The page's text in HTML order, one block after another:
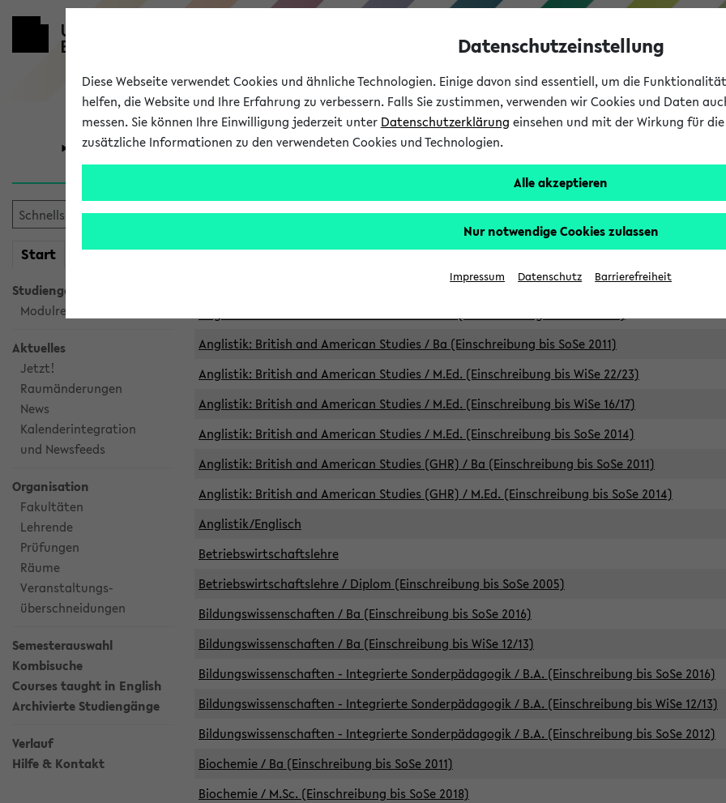
Universität Forschung Studium
Start meineKVV
Studiengangsauswahl
Modulrecherche
Aktuelles
Jetzt!
Raumänderungen
News
Kalenderintegration
und Newsfeeds
Organisation
Fakultäten
Lehrende
Prüfungen
Räume
Veranstaltungs-
überschneidungen
Semesterauswahl
Kombisuche
Courses taught in English
Archivierte Studiengänge
Verlauf
Hilfe & Kontakt
Archivierte Studiengänge
Anglistik: British and American Studies / B.A. (Einschreibung bis WiSe 16/17)
Anglistik: British and American Studies / B.A. (Einschreibung bis SoSe 2015)
Anglistik: British and American Studies / Ba (Einschreibung bis SoSe 2011)
Anglistik: British and American Studies / M.Ed. (Einschreibung bis WiSe 22/23)
Anglistik: British and American Studies / M.Ed. (Einschreibung bis WiSe 16/17)
Anglistik: British and American Studies / M.Ed. (Einschreibung bis SoSe 2014)
Anglistik: British and American Studies (GHR) / Ba (Einschreibung bis SoSe 2011)
Anglistik: British and American Studies (GHR) / M.Ed. (Einschreibung bis SoSe 2014)
Anglistik/Englisch
Betriebswirtschaftslehre
Betriebswirtschaftslehre / Diplom (Einschreibung bis SoSe 2005)
Bildungswissenschaften / Ba (Einschreibung bis SoSe 2016)
Bildungswissenschaften / Ba (Einschreibung bis WiSe 12/13)
Bildungswissenschaften - Integrierte Sonderpädagogik / B.A. (Einschreibung bis SoSe 2016)
Bildungswissenschaften - Integrierte Sonderpädagogik / B.A. (Einschreibung bis WiSe 12/13)
Bildungswissenschaften - Integrierte Sonderpädagogik / B.A. (Einschreibung bis SoSe 2012)
Biochemie / Ba (Einschreibung bis SoSe 2011)
Biochemie / M.Sc. (Einschreibung bis SoSe 2018)
Datenschutzeinstellung
Diese Webseite verwendet Cookies und ähnliche Technologien. Einige davon sind essentiell, um die
helfen, die Website und Ihre Erfahrung zu verbessern. Falls Sie zustimmen, verwenden wir Cookies und Daten
messen. Sie können Ihre Einwilligung jederzeit unter Datenschutzerklärung einsehen und mit der Wirkung für
zusätzliche Informationen zu den verwendeten Cookies und Technologien.
Alle akzeptieren
Nur notwendige Cookies zulassen
Impressum Datenschutz Barrierefreiheit